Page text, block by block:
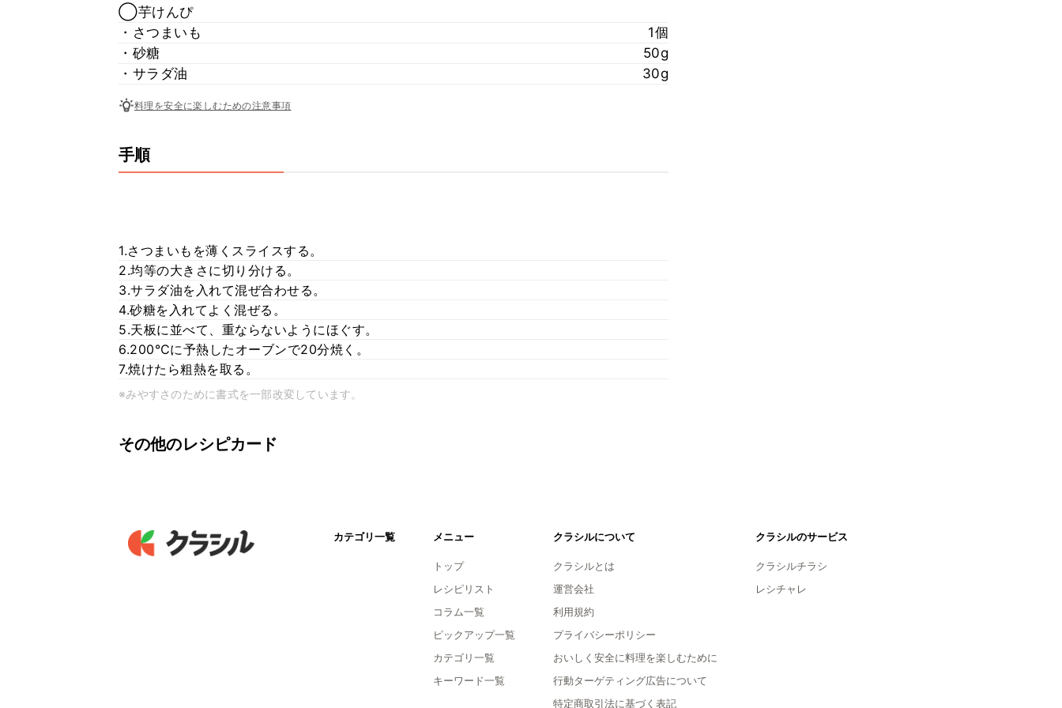
◯芋けんぴ
・さつまいも
1個
・砂糖
50g
・サラダ油
30g
料理を安全に楽しむための注意事項
手順
1.さつまいもを薄くスライスする。
2.均等の大きさに切り分ける。
3.サラダ油を入れて混ぜ合わせる。
4.砂糖を入れてよく混ぜる。
5.天板に並べて、重ならないようにほぐす。
6.200℃に予熱したオーブンで20分焼く。
7.焼けたら粗熱を取る。
※みやすさのために書式を一部改変しています。
その他のレシピカード
カテゴリ一覧 メニュー
トップ
レシピリスト
コラム一覧
ピックアップ一覧
カテゴリ一覧
キーワード一覧
クラシルについて
クラシルとは
運営会社
利用規約
プライバシーポリシー
おいしく安全に料理を楽しむために
行動ターゲティング広告について
特定商取引法に基づく表記
クラシルのサービス
クラシルチラシ
レシチャレ